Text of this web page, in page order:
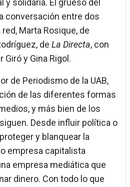
y solidaria. El grueso del
conversación entre dos
Marta Rosique, de
de La Directa, con
Giró y Gina Rigol.
de Periodismo de la UAB,
de las diferentes formas
y más bien de los
Desde influir política o
y blanquear la
empresa capitalista
empresa mediática que
dinero. Con todo lo que